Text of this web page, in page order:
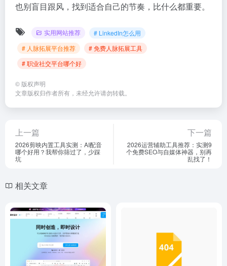
也别盲目跟风，找到适合自己的节奏，比什么都重要。
实用网站推荐
# LinkedIn怎么用
# 人脉拓展平台推荐
# 免费人脉拓展工具
# 职业社交平台哪个好
© 版权声明
文章版权归作者所有，未经允许请勿转载。
上一篇
2026剪映内置工具实测：AI配音
哪个好用？我帮你筛过了，少踩
坑
下一篇
2026运营辅助工具推荐：实测9
个免费SEO与自媒体神器，别再
乱找了！
相关文章